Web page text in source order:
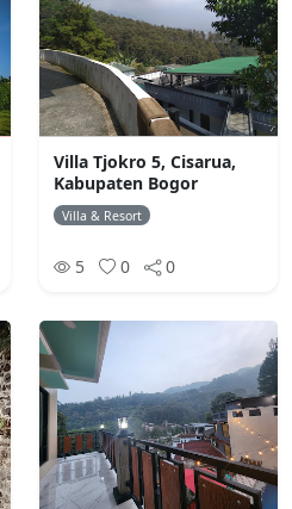
Villa Tjokro 5, Cisarua,
Kabupaten Bogor
Villa & Resort
5 0 0